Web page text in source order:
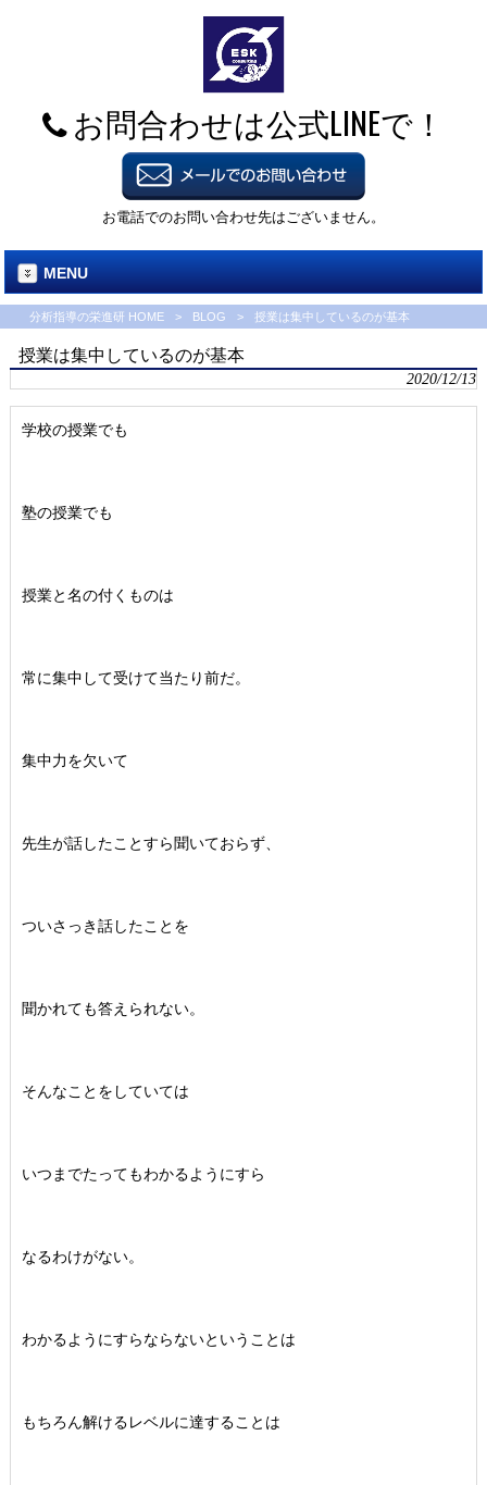
お問合わせは公式LINEで！
お電話でのお問い合わせ先はございません。
MENU
分析指導の栄進研 HOME > BLOG > 授業は集中しているのが基本
授業は集中しているのが基本
2020/12/13
学校の授業でも
塾の授業でも
授業と名の付くものは
常に集中して受けて当たり前だ。
集中力を欠いて
先生が話したことすら聞いておらず、
ついさっき話したことを
聞かれても答えられない。
そんなことをしていては
いつまでたってもわかるようにすら
なるわけがない。
わかるようにすらならないということは
もちろん解けるレベルに達することは